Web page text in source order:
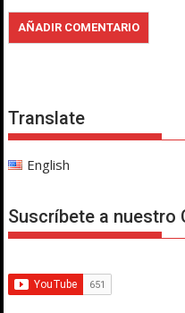
Translate
English
Suscríbete a nuestro